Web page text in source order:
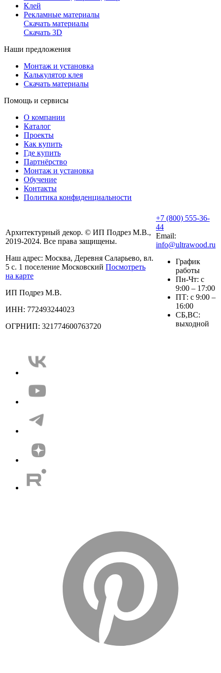
Клей
Рекламные материалы
Скачать материалы
Скачать 3D
Наши предложения
Монтаж и установка
Калькулятор клея
Скачать материалы
Помощь и сервисы
О компании
Каталог
Проекты
Как купить
Где купить
Партнёрство
Монтаж и установка
Обучение
Контакты
Политика конфиденциальности
Архитектурный декор. © ИП Подрез М.В.,
2019-2024. Все права защищены.
Наш адрес: Москва, Деревня Саларьево, вл.
5 с. 1 поселение Московский Посмотреть
на карте
ИП Подрез М.В.
ИНН: 772493244023
ОГРНИП: 321774600763720
+7 (800) 555-36-
44
Email:
info@ultrawood.ru
График
работы
Пн-Чт: с
9:00 – 17:00
ПТ: с 9:00 –
16:00
СБ,ВС:
выходной